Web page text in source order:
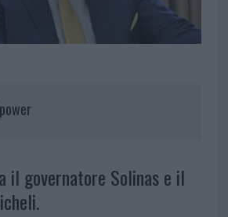
il governatore Solinas e il